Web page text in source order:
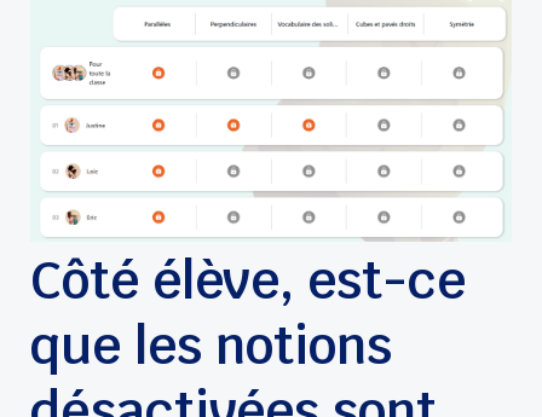
Côté élève, est-ce
que les notions